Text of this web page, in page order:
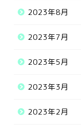
2023年8月
2023年7月
2023年5月
2023年3月
2023年2月